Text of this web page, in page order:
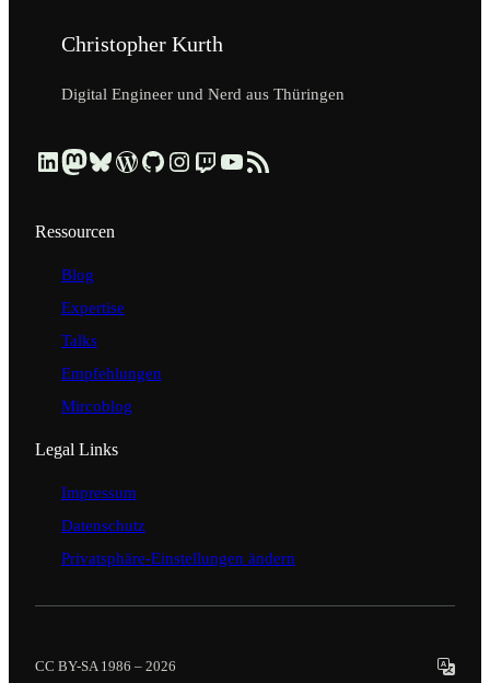
Christopher Kurth
Digital Engineer und Nerd aus Thüringen
Beruflich über LinkedIn vernetzen Dezentral über Mastodon folgen Kurzmeldungen über Bluesky lesen Profil & Contributions auf WordPress.org ansehen Code & Repositories über GitHub erkunden Visuelle Einblicke über Instagram ansehen Streams & Tech-Talks über Twitch schauen Videos & Tutorials über YouTube ansehen Blog-Updates über RSS-Feed abonnieren
Ressourcen
Blog
Expertise
Talks
Empfehlungen
Mircoblog
Legal Links
Impressum
Datenschutz
Privatsphäre-Einstellungen ändern
CC BY-SA 1986 – 2026